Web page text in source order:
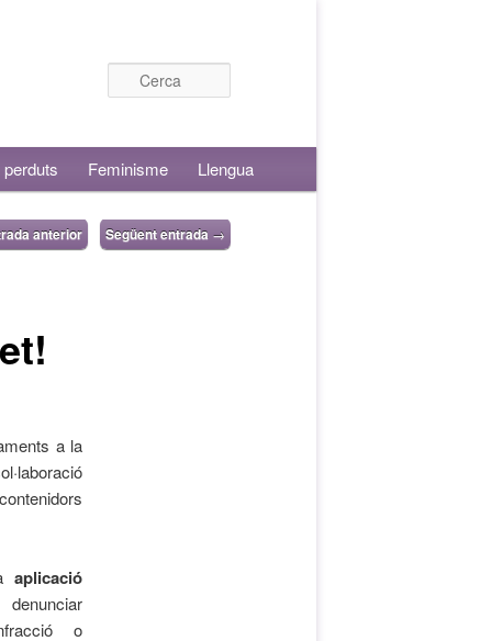
Feminisme Llengua
anterior Següent entrada →
a la
aplicació
o